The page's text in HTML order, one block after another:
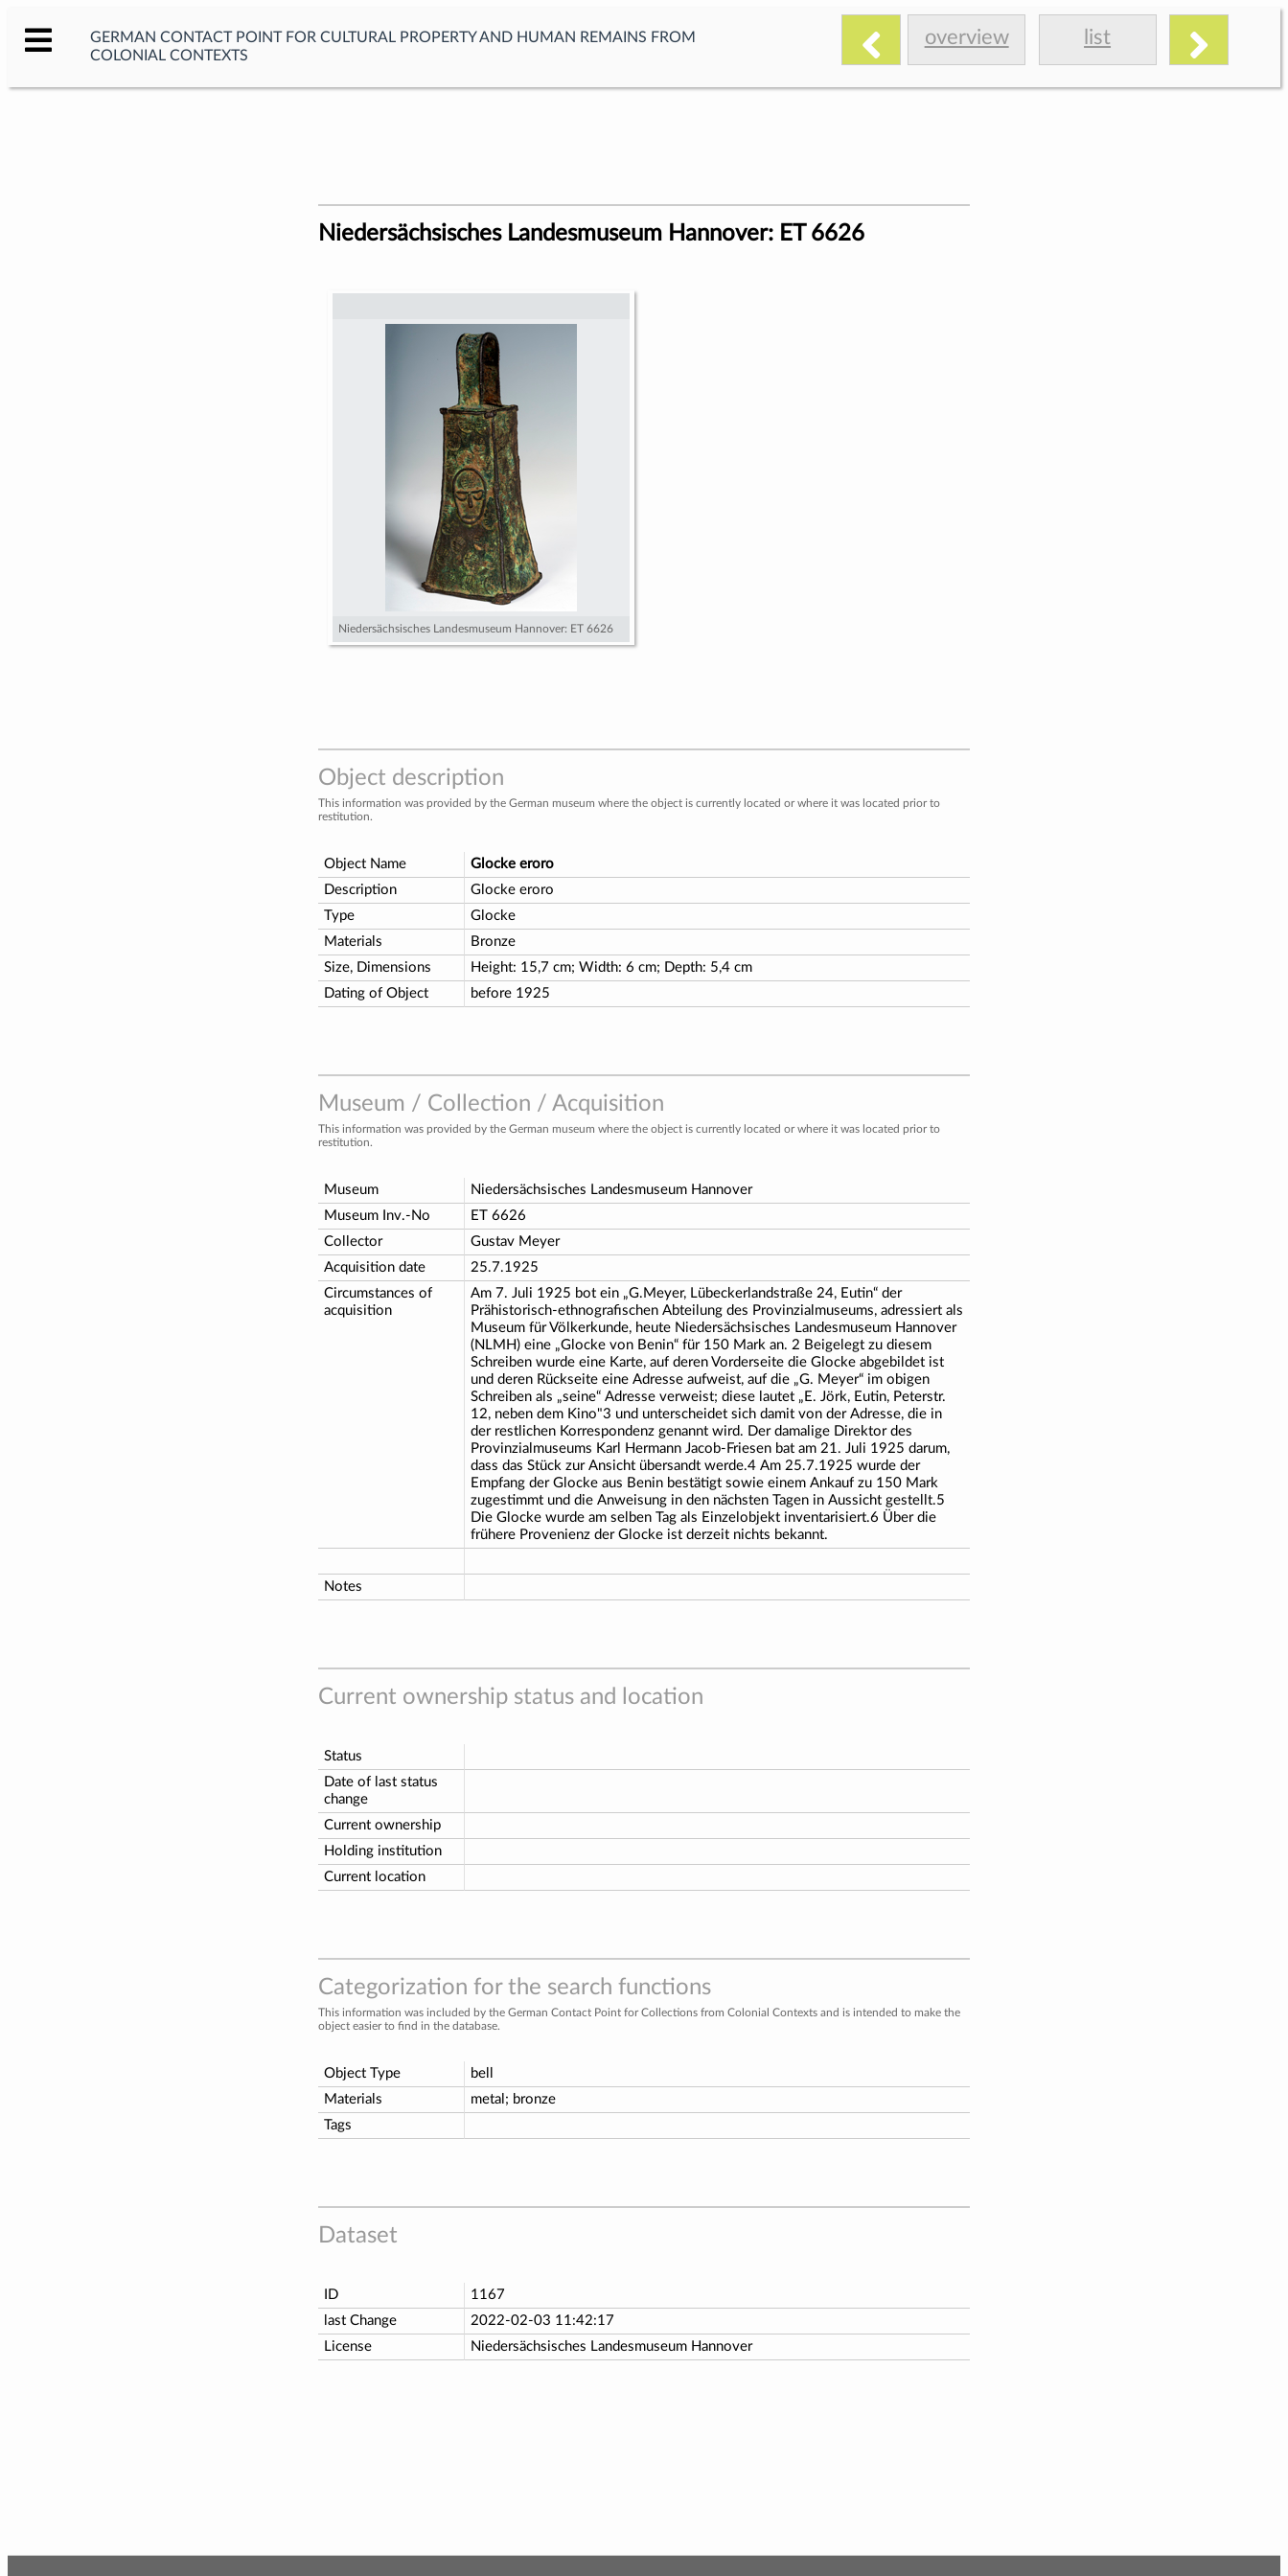
GERMAN CONTACT POINT FOR CULTURAL PROPERTY AND HUMAN REMAINS FROM
COLONIAL CONTEXTS
overview list
Niedersächsisches Landesmuseum Hannover: ET 6626
Niedersächsisches Landesmuseum Hannover: ET 6626
Object description
This information was provided by the German museum where the object is currently located or where it was located prior to
restitution.
Object Name
Glocke eroro
Description
Glocke eroro
Type
Glocke
Materials
Bronze
Size, Dimensions
Height: 15,7 cm; Width: 6 cm; Depth: 5,4 cm
Dating of Object
before 1925
Museum / Collection / Acquisition
This information was provided by the German museum where the object is currently located or where it was located prior to
restitution.
Museum
Niedersächsisches Landesmuseum Hannover
Museum Inv.-No
ET 6626
Collector
Gustav Meyer
Acquisition date
25.7.1925
Circumstances of
acquisition
Am 7. Juli 1925 bot ein „G.Meyer, Lübeckerlandstraße 24, Eutin“ der
Prähistorisch-ethnografischen Abteilung des Provinzialmuseums, adressiert als
Museum für Völkerkunde, heute Niedersächsisches Landesmuseum Hannover
(NLMH) eine „Glocke von Benin“ für 150 Mark an. 2 Beigelegt zu diesem
Schreiben wurde eine Karte, auf deren Vorderseite die Glocke abgebildet ist
und deren Rückseite eine Adresse aufweist, auf die „G. Meyer“ im obigen
Schreiben als „seine“ Adresse verweist; diese lautet „E. Jörk, Eutin, Peterstr.
12, neben dem Kino"3 und unterscheidet sich damit von der Adresse, die in
der restlichen Korrespondenz genannt wird. Der damalige Direktor des
Provinzialmuseums Karl Hermann Jacob-Friesen bat am 21. Juli 1925 darum,
dass das Stück zur Ansicht übersandt werde.4 Am 25.7.1925 wurde der
Empfang der Glocke aus Benin bestätigt sowie einem Ankauf zu 150 Mark
zugestimmt und die Anweisung in den nächsten Tagen in Aussicht gestellt.5
Die Glocke wurde am selben Tag als Einzelobjekt inventarisiert.6 Über die
frühere Provenienz der Glocke ist derzeit nichts bekannt.
Notes
Current ownership status and location
Status
Date of last status
change
Current ownership
Holding institution
Current location
Categorization for the search functions
This information was included by the German Contact Point for Collections from Colonial Contexts and is intended to make the
object easier to find in the database.
Object Type
bell
Materials
metal; bronze
Tags
Dataset
ID
1167
last Change
2022-02-03 11:42:17
License
Niedersächsisches Landesmuseum Hannover